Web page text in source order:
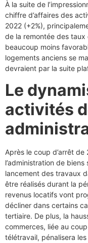
À la suite de
chiffre d’affaires des
2022 (+2%),
de la remontée des taux
beaucoup moins
logements anciens se
devraient par la suite
Le
activités
Après le coup d’arrêt
l’administration de
lancement des travaux
être réalisés durant la
revenus locatifs vont
décliner dans certains
tertiaire. De plus, la
commerces, liée au coup
télétravail, pénalisera